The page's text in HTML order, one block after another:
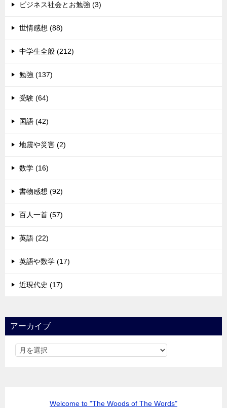
ビジネス社会とお勉強 (3)
世情感想 (88)
中学生全般 (212)
勉強 (137)
受験 (64)
国語 (42)
地震や災害 (2)
数学 (16)
書物感想 (92)
百人一首 (57)
英語 (22)
英語や数学 (17)
近現代史 (17)
アーカイブ
Welcome to "The Woods of The Words"